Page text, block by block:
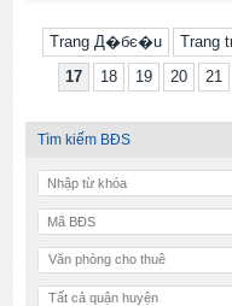
Trang Д�бє�u
17
18 19 20 21
Tìm kiếm BĐS
Văn phòng cho thuê
Tất cả quận huyện